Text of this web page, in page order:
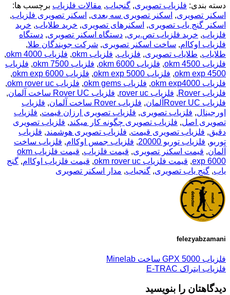
دسته بندی: فلزیاب تصویری, گنجیاب, مقالات فلزیاب برچسب ها:
اسکنر تصویری, اسکنر تصویری سه بعدی, اسکنر تصویری فلزیاب,
اسکنر گنج یاب تصویری, اسکنرهای تصویری, خرید طلایاب, خرید
فلزیاب, خرید فلزیاب تص.یری, دستگاه اسکنر تصویری, دستگاه
فلزیاب اوکاام, ساخت اسکنر تصویری, شرکت جویندگان طلا,
طلایاب, طلایاب تصویری, فلزیاب, فلزیاب okm , فلزیاب okm 4000
,
فلزیاب okm 4500
, فلزیاب okm 6000 , فلزیاب okm 7500 , فلزیاب
okm exp 4500
, فلزیاب okm exp 5000 , فلزیاب okm exp 6000
,
فلزیاب okm exp4000
, فلزیاب okm gems , فلزیاب okm rover uc
,
فلزیاب Rover
, فلزیاب rover uc , فلزیاب Rover UC ساخت آلمان
,
فلزیاب Rover UCآلمان
, فلزیاب Rover ساخت آلمان , فلزیاب
اورجینال, فلزیاب تصویری, فلزیاب تصویری ارزان قیمت, فلزیاب
تصویری اصل, فلزیاب تصویری چگونه کار میکند, فلزیاب تصویری
دقیق, فلزیاب تصویری قیمت, فلزیاب تصویری هوشمند, فلزیاب
توربو, فلزیاب توربو 20000 , فلزیاب جمس اوکاام, فلزیاب ساخت
آلمان, قیمت اسکنر تصویری, قیمت فلزیاب,
قیمت فلزیاب okm
exp 6000
, قیمت فلزیاب okm rover uc , قیمت فلزیاب اوکاام, گنج
یاب, گنج یاب تصویری, گنجیاب, مدار اسکنر تصویری
felezyabzamani
فلزیاب GPX 5000 ساخت Minelab
فلزیاب ایتراک E-TRAC
دیدگاهتان را بنویسید